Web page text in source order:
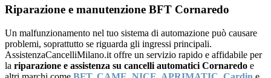
Riparazione e manutenzione BFT Cornaredo
Un malfunzionamento nel tuo sistema di automazione può causare
problemi, soprattutto se riguarda gli ingressi principali.
AssistenzaCancelliMilano.it offre un servizio rapido e affidabile per
la riparazione e assistenza su cancelli automatici Cornaredo e